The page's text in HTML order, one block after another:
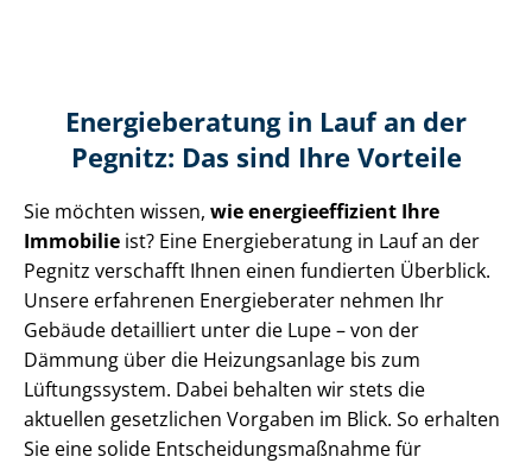
Energieberatung in Lauf an der
Pegnitz: Das sind Ihre Vorteile
Sie möchten wissen, wie en­er­gie­ef­fi­zi­ent Ihre
Immobilie ist? Eine Energieberatung in Lauf an der
Pegnitz verschafft Ihnen einen fundierten Überblick.
Unsere erfahrenen Energieberater nehmen Ihr
Gebäude detailliert unter die Lupe – von der
Dämmung über die Heizungsanlage bis zum
Lüftungssystem. Dabei behalten wir stets die
aktuellen gesetzlichen Vorgaben im Blick. So erhalten
Sie eine solide Ent­schei­dungs­maß­nah­me für